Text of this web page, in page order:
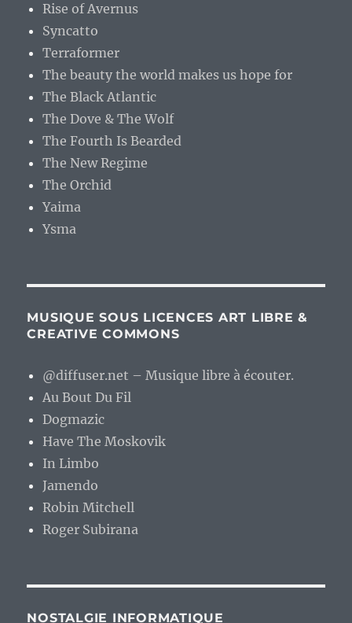
Rise of Avernus
Syncatto
Terraformer
The beauty the world makes us hope for
The Black Atlantic
The Dove & The Wolf
The Fourth Is Bearded
The New Regime
The Orchid
Yaima
Ysma
MUSIQUE SOUS LICENCES ART LIBRE &
CREATIVE COMMONS
@diffuser.net – Musique libre à écouter.
Au Bout Du Fil
Dogmazic
Have The Moskovik
In Limbo
Jamendo
Robin Mitchell
Roger Subirana
NOSTALGIE INFORMATIQUE